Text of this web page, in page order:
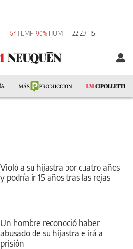
5° TEMP 90% HUM 22:29 HS
Violó a su hijastra por cuatro años
y podría ir 15 años tras las rejas
Un hombre reconoció haber
abusado de su hijastra e irá a
prisión